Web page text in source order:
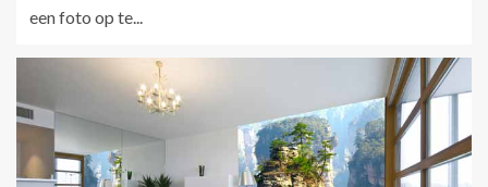
een foto op te...